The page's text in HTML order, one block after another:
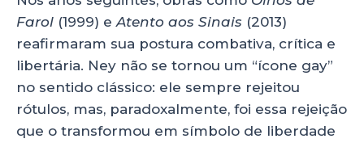
Farol (1999) e Atento aos Sinais (2013)
reafirmaram sua postura combativa, crítica e
libertária. Ney não se tornou um “ícone gay”
no sentido clássico: ele sempre rejeitou
rótulos, mas, paradoxalmente, foi essa rejeição
que o transformou em símbolo de liberdade